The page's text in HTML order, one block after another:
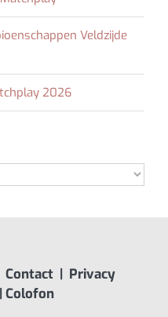
Veldzijde
2026
Contact| Privacy
| Colofon